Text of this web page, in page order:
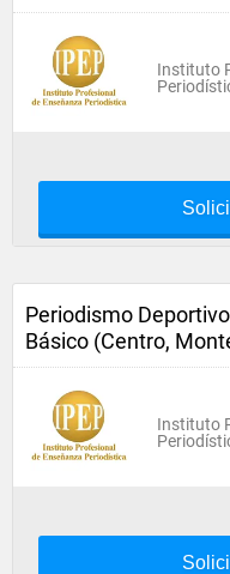
Instituto
Periodismo
Básico (Centro,
Instituto